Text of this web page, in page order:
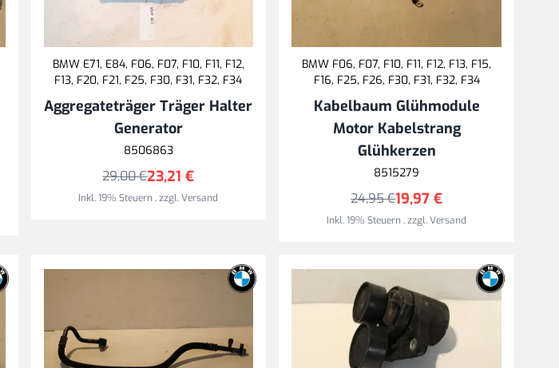
BMW E71, E84, F06, F07, F10, F11, F12,
F13, F20, F21, F25, F30, F31, F32, F34
Aggregateträger Träger Halter
Generator
8506863
23,21 €
29,00 €
Inkl. 19% Steuern,zzgl.Versand
BMW F06, F07, F10, F11, F12, F13, F15,
F16, F25, F26, F30, F31, F32, F34
Kabelbaum Glühmodule
Motor Kabelstrang
Glühkerzen
8515279
19,97 €
24,95 €
Inkl. 19% Steuern,zzgl.Versand